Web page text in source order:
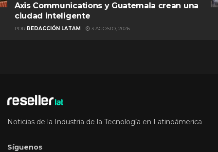
Axis Communications y Guatemala crean una
ciudad inteligente
POR REDACCIÓN LATAM 3 AGOSTO, 2026
Noticias de la Industria de la Tecnología en Latinoámerica
Síguenos